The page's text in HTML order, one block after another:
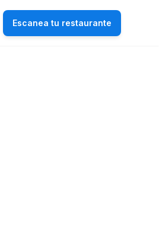
Escanea tu restaurante